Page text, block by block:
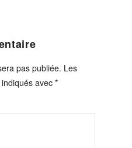
pas publiée. Les
avec*